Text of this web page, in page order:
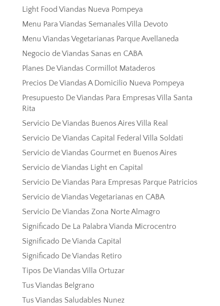
Light Food Viandas Nueva Pompeya
Menu Para Viandas Semanales Villa Devoto
Menu Viandas Vegetarianas Parque Avellaneda
Negocio de Viandas Sanas en CABA
Planes De Viandas Cormillot Mataderos
Precios De Viandas A Domicilio Nueva Pompeya
Presupuesto De Viandas Para Empresas Villa Santa
Rita
Servicio De Viandas Buenos Aires Villa Real
Servicio De Viandas Capital Federal Villa Soldati
Servicio de Viandas Gourmet en Buenos Aires
Servicio de Viandas Light en Capital
Servicio De Viandas Para Empresas Parque Patricios
Servicio de Viandas Vegetarianas en CABA
Servicio De Viandas Zona Norte Almagro
Significado De La Palabra Vianda Microcentro
Significado De Vianda Capital
Significado De Viandas Retiro
Tipos De Viandas Villa Ortuzar
Tus Viandas Belgrano
Tus Viandas Saludables Nunez